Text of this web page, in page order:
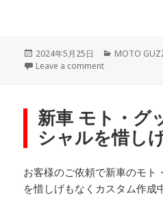
Posted
on
2024年5月25日 Categories
MOTO
Leave a commenton LONGRIDE
新車 モト・グ
シャルを惜し
お客様のご依頼で新車のモト
を惜しげもなくカスタム作成